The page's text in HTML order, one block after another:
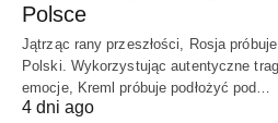
Polsce
Jątrząc rany przeszłości, Rosja
Polski. Wykorzystując autentyczne
emocje, Kreml próbuje podłożyć pod…
4 dni ago